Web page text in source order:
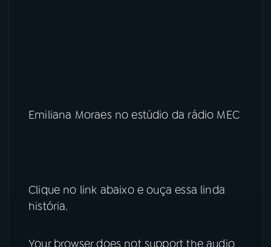
Emiliana Moraes no estúdio da rádio MEC
Clique no link abaixo e ouça essa linda
história.
Your browser does not support the audio